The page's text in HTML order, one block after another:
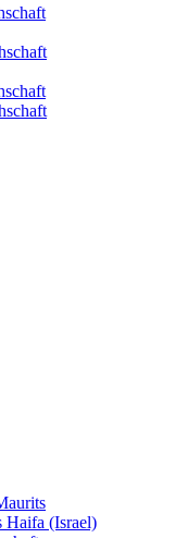
Haifa (Israel)